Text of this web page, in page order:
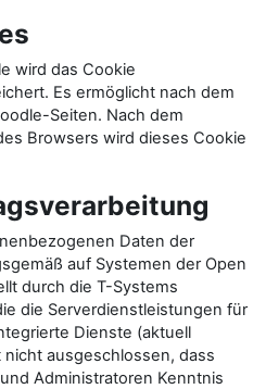
wird das Cookie
Es ermöglicht nach dem
Seiten. Nach dem
Browsers wird dieses Cookie
Daten der
auf Systemen der Open
durch die T-Systems
die Serverdienstleistungen für
Dienste (aktuell
nicht ausgeschlossen, dass
Administratoren Kenntnis